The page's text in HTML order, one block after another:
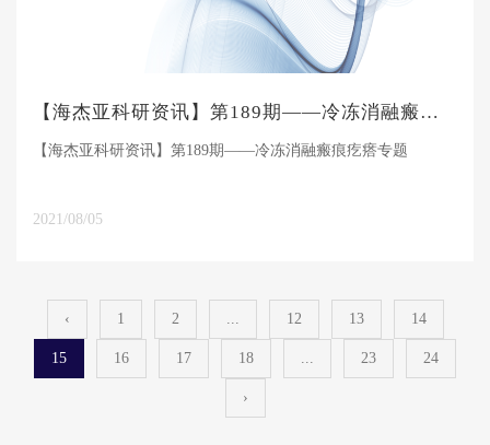
【海杰亚科研资讯】第189期——冷冻消融瘢痕疙瘩专题
【海杰亚科研资讯】第189期——冷冻消融瘢痕疙瘩专题
2021/08/05
‹ 1 2 ... 12 13 14
15 16 17 18 ... 23 24
›